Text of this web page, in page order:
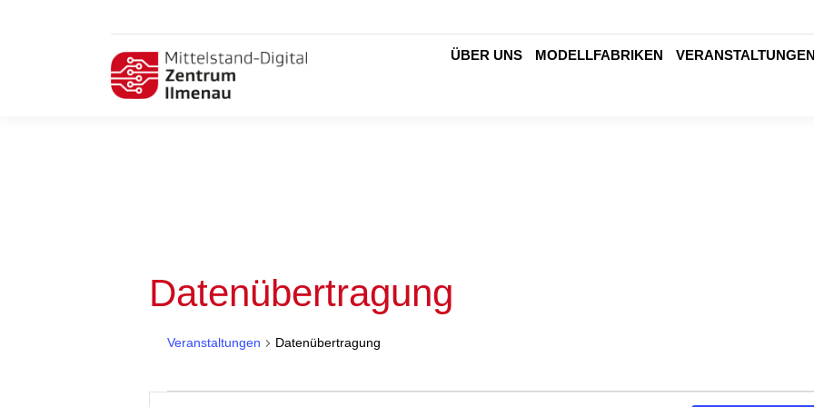
ÜBER UNS MODELLFABRIKEN VERANSTALTUNGEN
Datenübertragung
Veranstaltungen Datenübertragung